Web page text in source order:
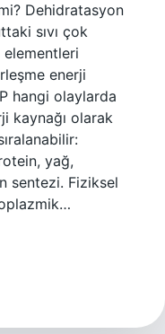
Dehidratasyon
sıvı çok
elementleri
enerji
hangi olaylarda
kaynağı olarak
yağ,
sentezi. Fiziksel